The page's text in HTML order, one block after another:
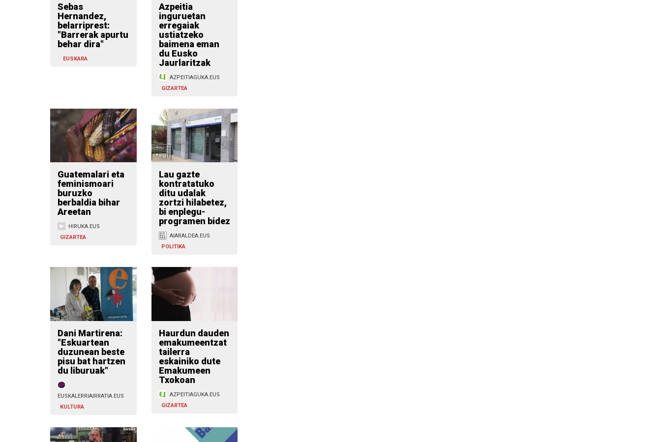
Sebas
Hernandez,
belarriprest:
"Barrerak apurtu
behar dira"
EUSKARA
Azpeitia
inguruetan
erregaiak
ustiatzeko
baimena eman
du Eusko
Jaurlaritzak
AZPEITIAGUKA.EUS
GIZARTEA
Guatemalari eta
feminismoari
buruzko
berbaldia bihar
Areetan
HIRUKA.EUS
GIZARTEA
Lau gazte
kontratatuko
ditu udalak
zortzi hilabetez,
bi enplegu-
programen bidez
AIARALDEA.EUS
POLITIKA
Dani Martirena:
"Eskuartean
duzunean beste
pisu bat hartzen
du liburuak"
EUSKALERRIAIRRATIA.EUS
KULTURA
Haurdun dauden
emakumeentzat
tailerra
eskainiko dute
Emakumeen
Txokoan
AZPEITIAGUKA.EUS
GIZARTEA